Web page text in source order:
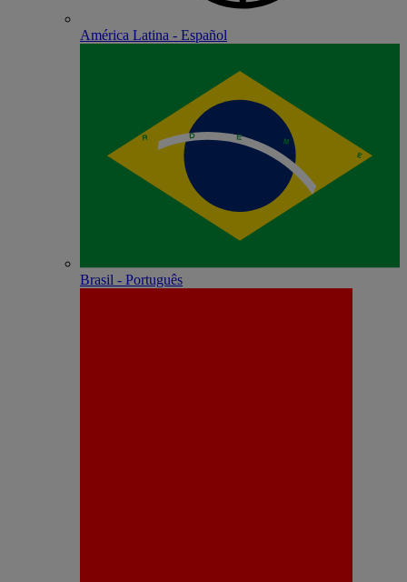
América Latina - Español
Brasil - Português